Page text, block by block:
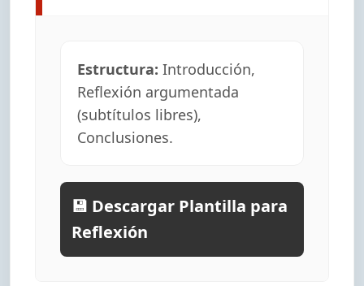
Estructura: Introducción,
Reflexión argumentada
(subtítulos libres),
Conclusiones.
💾 Descargar Plantilla para
Reflexión